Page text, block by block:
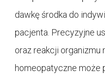
dawkę środka do
pacjenta. Precyzyjne
oraz reakcji organizmu
homeopatyczne może